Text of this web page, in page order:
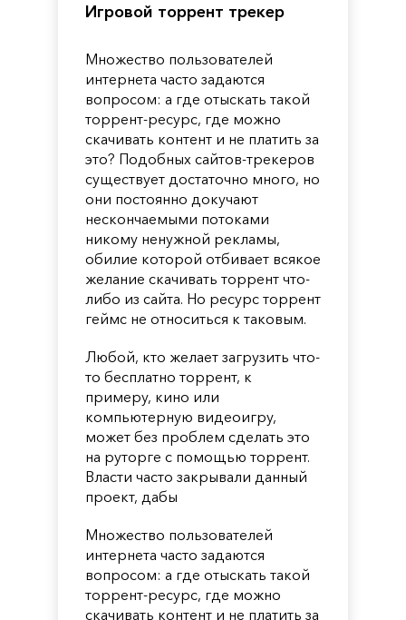
Игровой торрент трекер
Множество пользователей
интернета часто задаются
вопросом: а где отыскать такой
торрент-ресурс, где можно
скачивать контент и не платить за
это? Подобных сайтов-трекеров
существует достаточно много, но
они постоянно докучают
нескончаемыми потоками
никому ненужной рекламы,
обилие которой отбивает всякое
желание скачивать торрент что-
либо из сайта. Но ресурс торрент
геймс не относиться к таковым.
Любой, кто желает загрузить что-
то бесплатно торрент, к
примеру, кино или
компьютерную видеоигру,
может без проблем сделать это
на руторге с помощью торрент.
Власти часто закрывали данный
проект, дабы
Множество пользователей
интернета часто задаются
вопросом: а где отыскать такой
торрент-ресурс, где можно
скачивать контент и не платить за